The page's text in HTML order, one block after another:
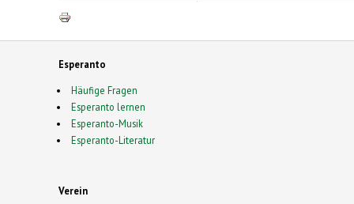
Esperanto
Häufige Fragen
Esperanto lernen
Esperanto-Musik
Esperanto-Literatur
Verein